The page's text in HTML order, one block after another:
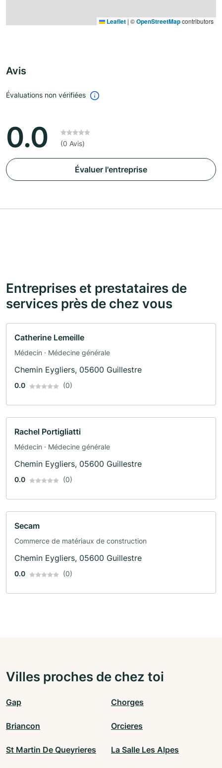
Leaflet | ©OpenStreetMapcontributors
Avis
Évaluations non vérifiées
0.0 (0 Avis)
Évaluer l'entreprise
Entreprises et prestataires de
services près de chez vous
Catherine Lemeille
Médecin · Médecine générale
Chemin Eygliers, 05600 Guillestre
0.0 (0)
Rachel Portigliatti
Médecin · Médecine générale
Chemin Eygliers, 05600 Guillestre
0.0 (0)
Secam
Commerce de matériaux de construction
Chemin Eygliers, 05600 Guillestre
0.0 (0)
Villes proches de chez toi
Gap Chorges
Briancon Orcieres
St Martin De Queyrieres La Salle Les Alpes